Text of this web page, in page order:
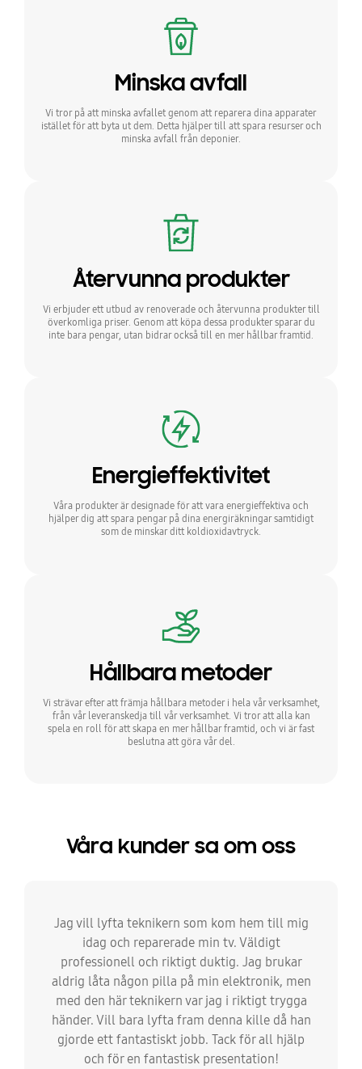
Minska avfall
Vi tror på att minska avfallet genom att reparera dina apparater
istället för att byta ut dem. Detta hjälper till att spara resurser och
minska avfall från deponier.
Återvunna produkter
Vi erbjuder ett utbud av renoverade och återvunna produkter till
överkomliga priser. Genom att köpa dessa produkter sparar du
inte bara pengar, utan bidrar också till en mer hållbar framtid.
Energieffektivitet
Våra produkter är designade för att vara energieffektiva och
hjälper dig att spara pengar på dina energiräkningar samtidigt
som de minskar ditt koldioxidavtryck.
Hållbara metoder
Vi strävar efter att främja hållbara metoder i hela vår verksamhet,
från vår leveranskedja till vår verksamhet. Vi tror att alla kan
spela en roll för att skapa en mer hållbar framtid, och vi är fast
beslutna att göra vår del.
Våra kunder sa om oss
Jag vill lyfta teknikern som kom hem till mig
idag och reparerade min tv. Väldigt
professionell och riktigt duktig. Jag brukar
aldrig låta någon pilla på min elektronik, men
med den här teknikern var jag i riktigt trygga
händer. Vill bara lyfta fram denna kille då han
gjorde ett fantastiskt jobb. Tack för all hjälp
och för en fantastisk presentation!